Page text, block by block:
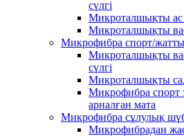
сүлгі
Микроталшықты ас
Микроталшықты
Микрофибра спорт/
Микроталшықты
сүлгі
Микроталшықты
Микрофибра спорт
арналған мата
Микрофибра сұлулық
Микрофибрадан